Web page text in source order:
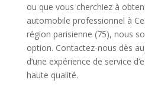
ou que vous cherchiez à
automobile professionnel à
région parisienne (75), nous
option. Contactez-nous dès
d’une expérience de service
haute qualité.